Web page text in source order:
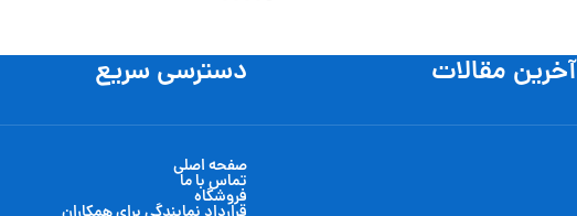
آخرین مقالات دسترسی سریع
صفحه اصلی
تماس با ما
فروشگاه